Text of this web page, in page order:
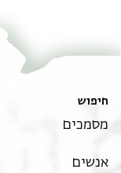
חיפוש
מסמכים
אנשים